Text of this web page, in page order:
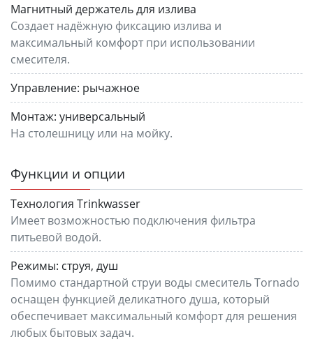
Магнитный держатель для излива
Создает надёжную фиксацию излива и
максимальный комфорт при использовании
смесителя.
Управление: рычажное
Монтаж: универсальный
На столешницу или на мойку.
Функции и опции
Технология Trinkwasser
Имеет возможностью подключения фильтра
питьевой водой.
Режимы: струя, душ
Помимо стандартной струи воды смеситель Tornado
оснащен функцией деликатного душа, который
обеспечивает максимальный комфорт для решения
любых бытовых задач.